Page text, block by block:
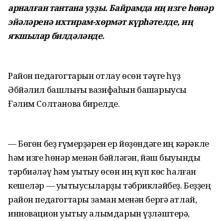
арналған тантана уҙҙы. Байрамда иң изге һөнәр
эйәләренә ихтирам-хөрмәт күрһәтелде, иң
яҡшылар билдәләнде.
Район педагогтарын ҡотлау өсөн тәүге һүҙ
Әбйәлил башлығы вазифаһын башҡарыусы
Ғәлим Солтановҡа бирелде.
— Бөгөн беҙ ғүмерҙәрен ер йөҙөндәге иң кәрәкле
һәм изге һөнәр менән бәйләгән, йәш быуынды
тәрбиәләү һәм уҡытыу өсөн иң күп көс һалған
кешеләр — уҡытыусыларҙы тәбрикләйбеҙ. Беҙҙең
район педагогтары заман менән бергә атлай,
инновацион уҡытыу алымдарын үҙләштерә,